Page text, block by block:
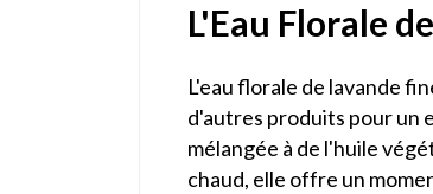
L'Eau Florale
L'eau florale de lavande
d'autres produits pour un
mélangée à de l'huile
chaud, elle offre un